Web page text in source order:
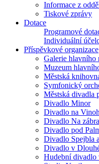
Informace z
Tiskové zprávy
Dotace
Programové
Individuální
Příspěvkové organizace
Galerie hlavního
Muzeum
Městská
Symfonický
Městská divadla
Divadlo Minor
Divadlo na
Divadlo Na
Divadlo pod
Divadlo Spejbla
Divadlo v
Hudební divadlo